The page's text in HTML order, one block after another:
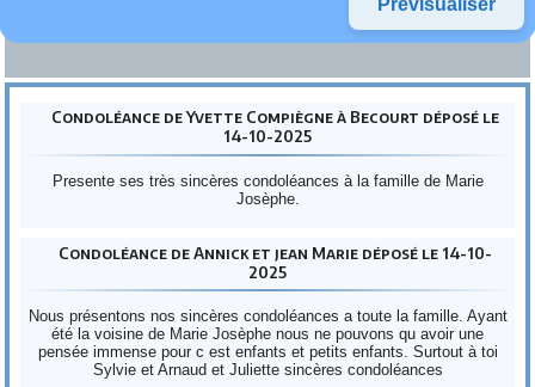
Condoléance de Yvette Compiègne à Becourt déposé le
14-10-2025
Presente ses très sincères condoléances à la famille de Marie
Josèphe.
Condoléance de Annick et jean Marie déposé le 14-10-
2025
Nous présentons nos sincères condoléances a toute la famille. Ayant
été la voisine de Marie Josèphe nous ne pouvons qu avoir une
pensée immense pour c est enfants et petits enfants. Surtout à toi
Sylvie et Arnaud et Juliette sincères condoléances